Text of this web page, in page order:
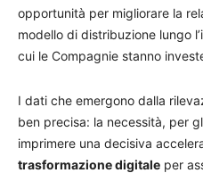
opportunità per migliorare la
modello di distribuzione lungo
cui le Compagnie stanno
I dati che emergono dalla
ben precisa: la necessità, per
imprimere una decisiva
trasformazione digitale per